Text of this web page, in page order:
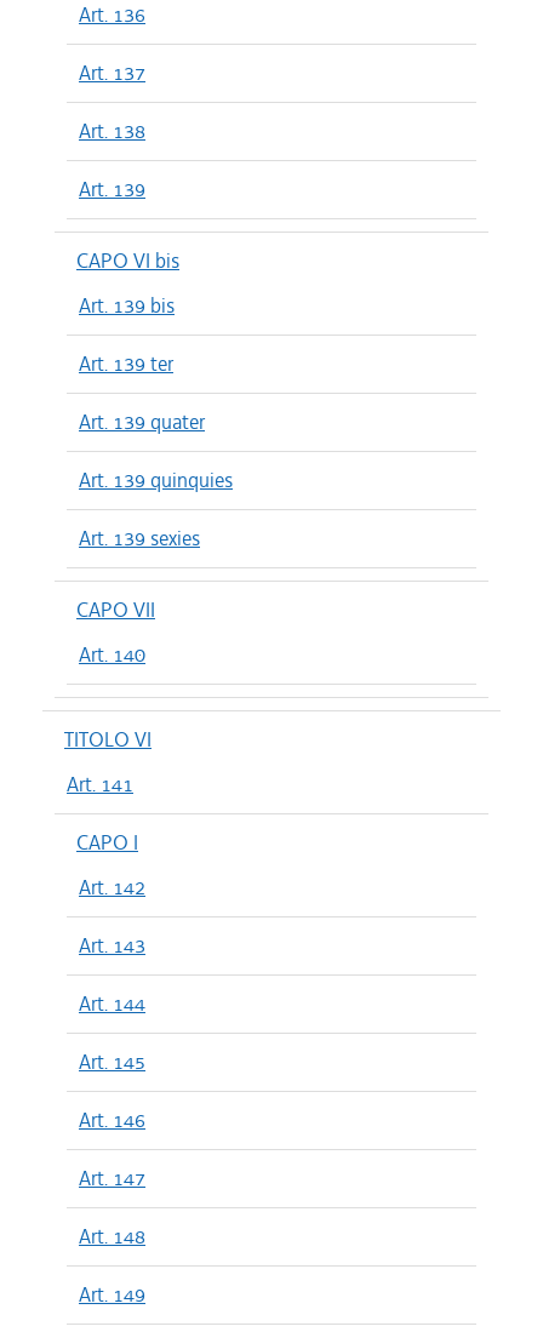
Art. 136
Art. 137
Art. 138
Art. 139
CAPO VI bis
Art. 139 bis
Art. 139 ter
Art. 139 quater
Art. 139 quinquies
Art. 139 sexies
CAPO VII
Art. 140
TITOLO VI
Art. 141
CAPO I
Art. 142
Art. 143
Art. 144
Art. 145
Art. 146
Art. 147
Art. 148
Art. 149